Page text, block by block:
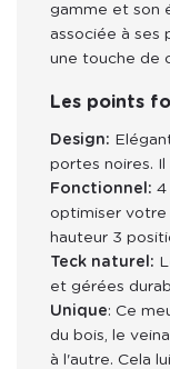
gamme et son
associée à ses
une touche de
Les points
Design:
portes noires.
Fonctionnel: 4
optimiser votre
hauteur 3
Teck naturel:
et gérées
Unique: Ce
du bois, le
à l'autre. Cela